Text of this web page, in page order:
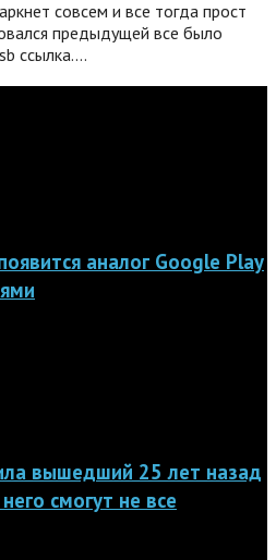
совсем и все тогда прост
предыдущей все было
ссылка.…
аналог Google Play
вышедший 25 лет назад
смогут не все